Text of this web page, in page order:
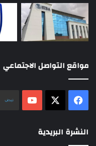
مواقع التواصل الاجتماعي
فيسبوك ‫YouTube
النشرة البريدية